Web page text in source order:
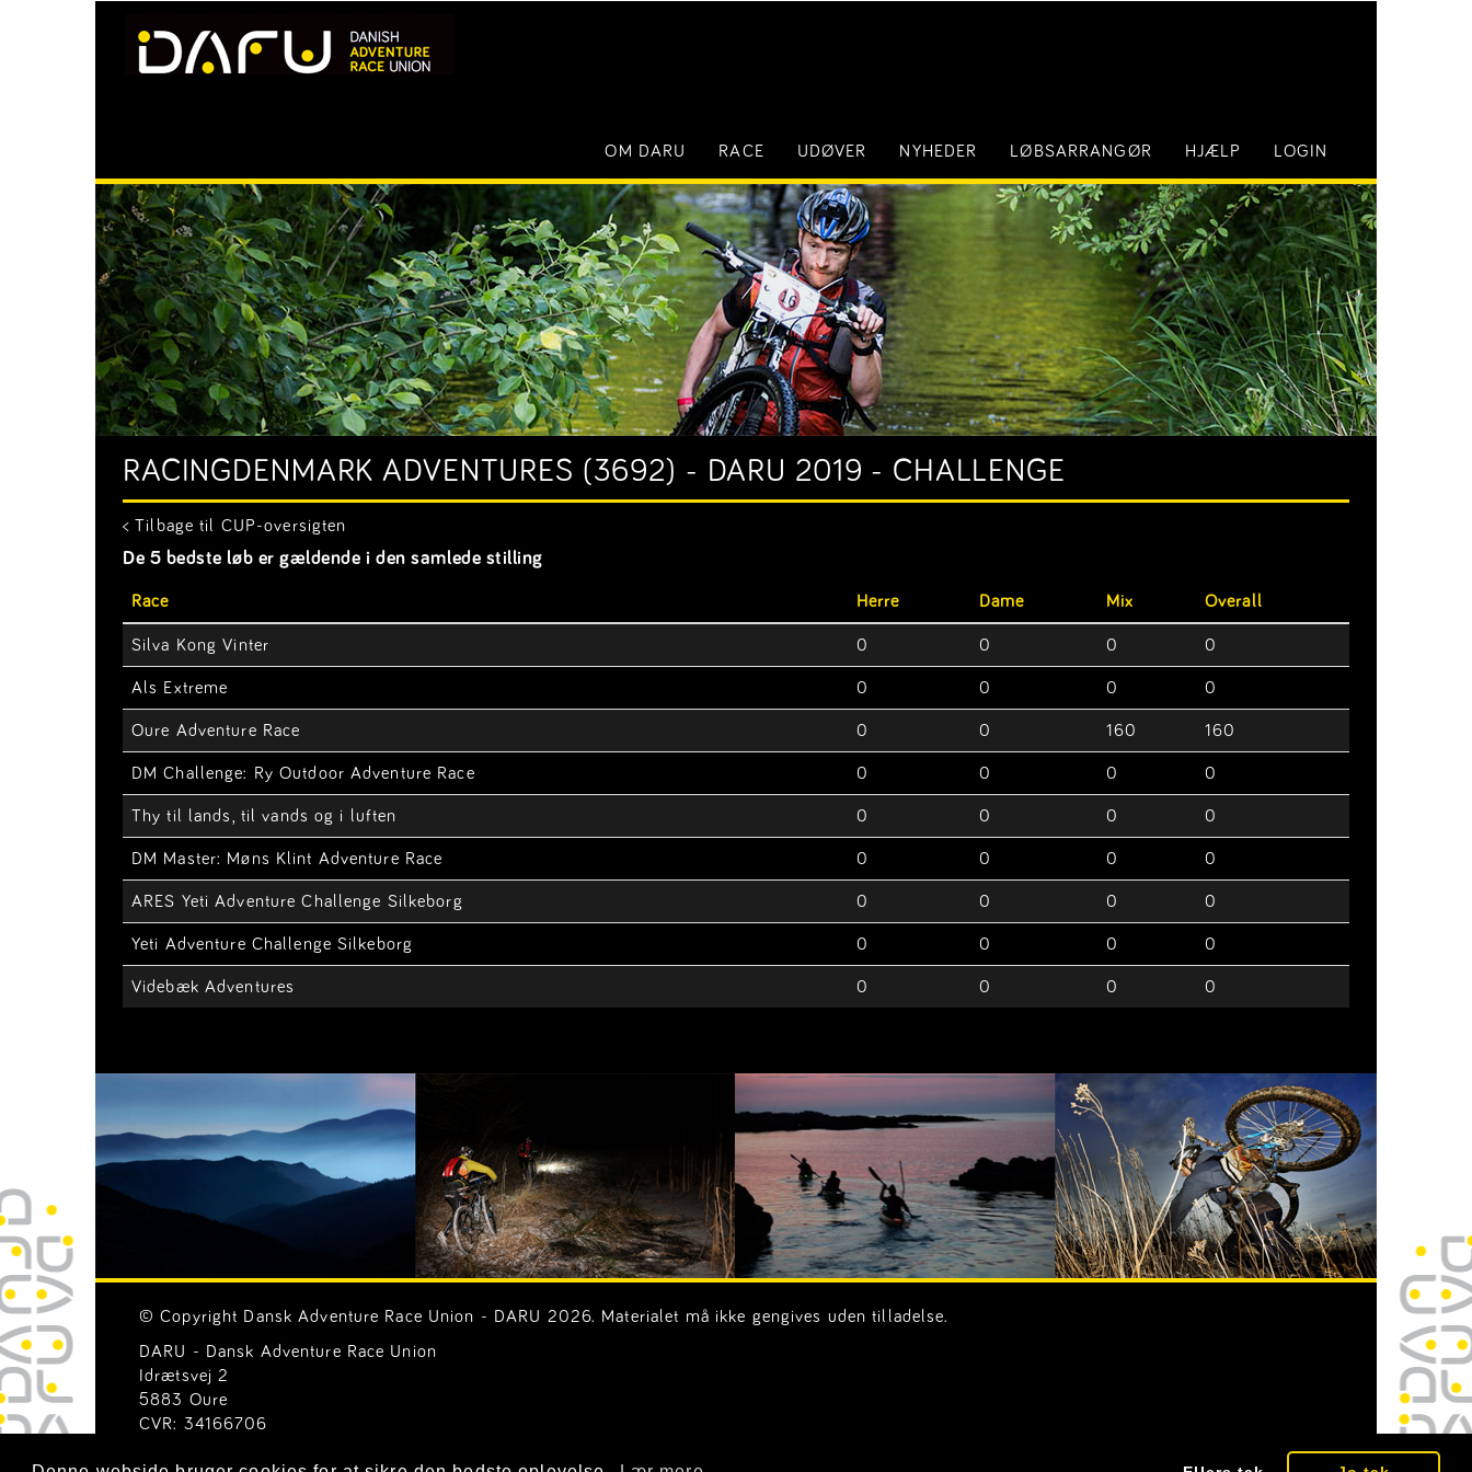
OM DARU RACE UDØVER NYHEDER LØBSARRANGØR HJÆLP LOGIN
RACINGDENMARK ADVENTURES (3692) - DARU 2019 - CHALLENGE
< Tilbage til CUP-oversigten
De 5 bedste løb er gældende i den samlede stilling
Race Herre Dame Mix Overall
Silva Kong Vinter 0 0 0 0
Als Extreme 0 0 0 0
Oure Adventure Race 0 0 160 160
DM Challenge: Ry Outdoor Adventure Race 0 0 0 0
Thy til lands, til vands og i luften 0 0 0 0
DM Master: Møns Klint Adventure Race 0 0 0 0
ARES Yeti Adventure Challenge Silkeborg 0 0 0 0
Yeti Adventure Challenge Silkeborg 0 0 0 0
Videbæk Adventures 0 0 0 0
© Copyright Dansk Adventure Race Union - DARU 2026. Materialet må ikke gengives uden tilladelse.
DARU - Dansk Adventure Race Union
Idrætsvej 2
5883 Oure
CVR: 34166706